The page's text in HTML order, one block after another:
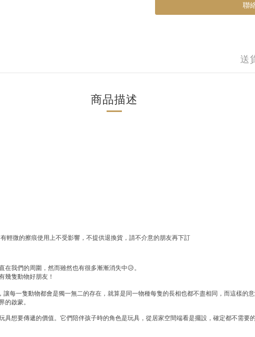
聯
送
商品描述
輕微的擦痕使用上不受影響，不提供退換貨，請不介意的朋友再下訂
在我們的周圍，然而雖然也有很多漸漸消失中😥。
幾隻動物好朋友！
每一隻動物都會是獨一無二的存在，就算是同一物種每隻的長相也都不盡相同，而這樣的
的啟蒙。
想要傳遞的價值。它們陪伴孩子時的角色是玩具，從居家空間端看是擺設，確定都不需要